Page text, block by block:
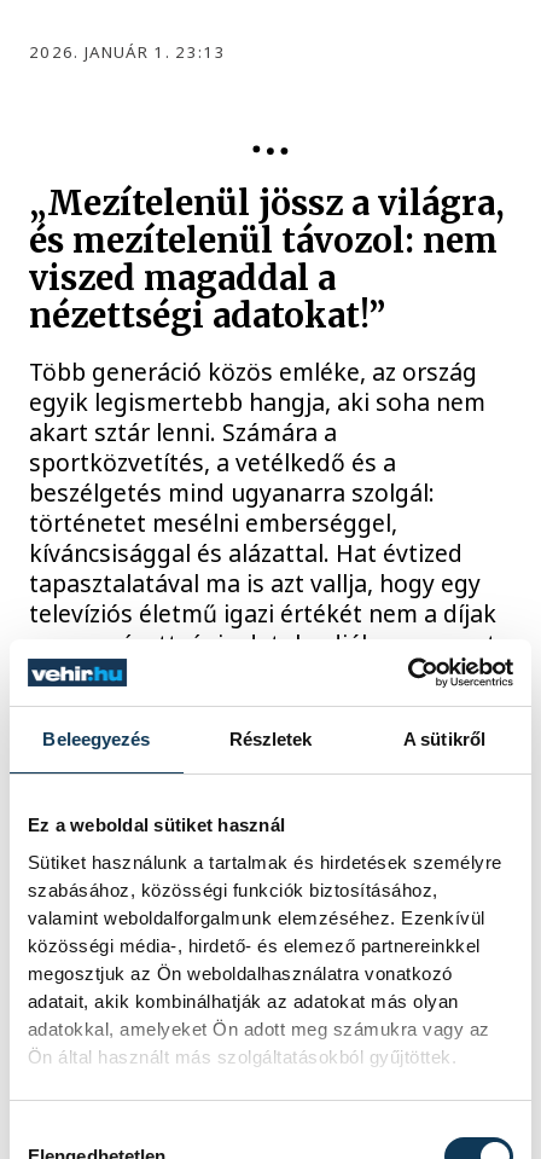
Beleegyezés Részletek A sütikről
Ez a weboldal sütiket használ
Sütiket használunk a tartalmak és hirdetések személyre
szabásához, közösségi funkciók biztosításához,
valamint weboldalforgalmunk elemzéséhez. Ezenkívül
közösségi média-, hirdető- és elemező partnereinkkel
megosztjuk az Ön weboldalhasználatra vonatkozó
adatait, akik kombinálhatják az adatokat más olyan
adatokkal, amelyeket Ön adott meg számukra vagy az
Ön által használt más szolgáltatásokból gyűjtöttek.
2026. JANUÁR 1. 23:13
„Mezítelenül jössz a világra,
és mezítelenül távozol: nem
viszed magaddal a
nézettségi adatokat!”
Több generáció közös emléke, az ország
egyik legismertebb hangja, aki soha nem
akart sztár lenni. Számára a
sportközvetítés, a vetélkedő és a
beszélgetés mind ugyanarra szolgál:
történetet mesélni emberséggel,
kíváncsisággal és alázattal. Hat évtized
tapasztalatával ma is azt vallja, hogy egy
televíziós életmű igazi értékét nem a díjak
vagy a nézettségi adatok adják meg, mert
számára az a fontos, milyen emberként
élte meg a pályát és mennyi örömöt tudott
átadni másoknak. Interjú Gundel Takács
Gábor televíziós műsorvezetővel.
2025. DECEMBER 26. 9:47
Karácsonyi klasszikusok,
csak könnyebben
sokkal inkább szeretteinkkel való meghitt
együttlétben, mégis az asztal bősége évről